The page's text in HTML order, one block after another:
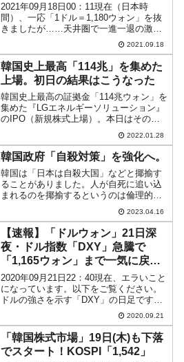
2021年09月18日00：11現在（日本時
間）、一応「1ドル＝1,180ウォン」を抜
きましたが……天井圏で一進一退の激闘
が続いています。以下はドルウォンチャ
ートの1分足です（チャートは
『Investing.com』より引用）。水色のラ
イン...
2021.09.18
韓国史上最高「114兆」を集めた
上場。初日の結果はこうなった
韓国史上最高の証拠金「114兆ウォン」を
集めた『LGエネルギーソリューション』
のIPO（新規株式上場）。本日はその上
場初日でした。結果はどうなったかとい
いますと……以下をご覧ください（チャ
ートは『Investing.com』より引用：以下
同...
2022.01.28
韓国政府「自殺対策」を強化へ。
韓国は「日本は自殺大国」などと揶揄す
ることがありました。人が自死に追い込
まれるのを揶揄するというのは倫理的、
道徳的にも良くないことです。日本に対
してなら行ってもいいということなので
しょうか。日本で起こることは時間を置
いて韓国でも起こり、それ...
2023.04.16
【速報】「ドルウォン」21日深
夜・ドル指数「DXY」急騰で
「1,165ウォン」まで一気に戻
す！
2020年09月21日22：40現在、エラいこと
になっています。以下をご覧ください。
ドルの強さを示す「DXY」の日足です
（チャートは『Investing.com』より引
用：以下同）。ヒゲも出ずドカンとドル
が強まる方向に動いています。このパ
ワ...
2020.09.21
「韓国株式市場」19日(木)も下落
でスタート！KOSPI「1,542」